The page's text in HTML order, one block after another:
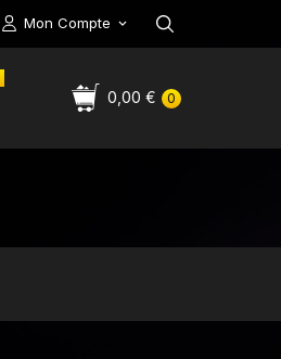
Mon Compte
0
0,00 €